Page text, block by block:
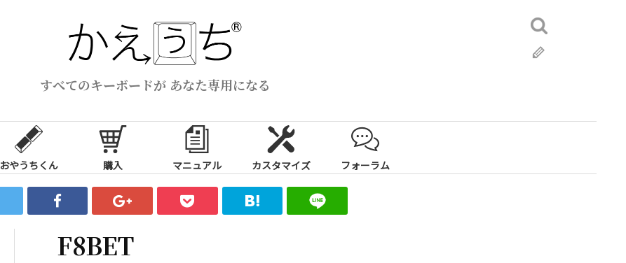
すべてのキーボードが あなた専用になる
検
索:
おやうちくん 購入 マニュアル カスタマイズ フォーラム
F8BET